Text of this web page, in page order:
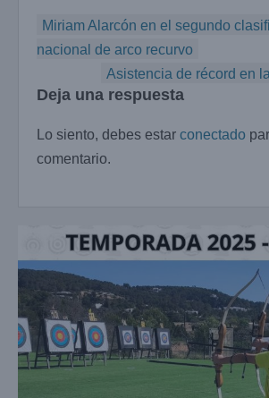
Navegación
de
entradas
Miriam Alarcón en el segundo
nacional de arco recurvo
Asistencia de récord en
Deja una respuesta
Lo siento, debes estar conectado
comentario.